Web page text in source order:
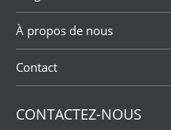
À propos de nous
Contact
CONTACTEZ-NOUS